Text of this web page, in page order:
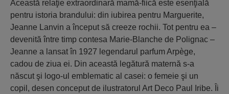
Această relaţie extraordinară mamă-fiică este esenţială
pentru istoria brandului: din iubirea pentru Marguerite,
Jeanne Lanvin a început să creeze rochii. Tot pentru ea –
devenită între timp contesa Marie-Blanche de Polignac –
Jeanne a lansat în 1927 legendarul parfum Arpège,
cadou de ziua ei. Din această legătură maternă s-a
născut şi logo-ul emblematic al casei: o femeie şi un
copil, desen conceput de ilustratorul Art Deco Paul Iribe. Îi